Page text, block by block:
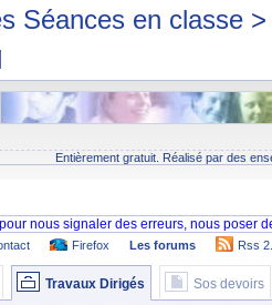
Séances en classe >
Entièrement gratuit. Réalisé par des
Firefox Les forums Rss
Travaux Dirigés Sos devoirs